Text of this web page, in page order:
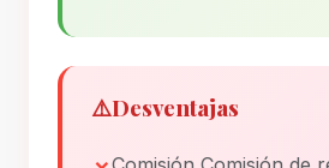
⚠️Desventajas